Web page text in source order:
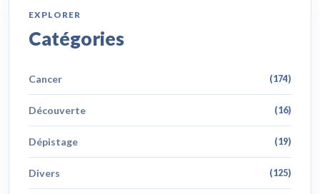
EXPLORER
Catégories
Cancer (174)
Découverte (16)
Dépistage (19)
Divers (125)